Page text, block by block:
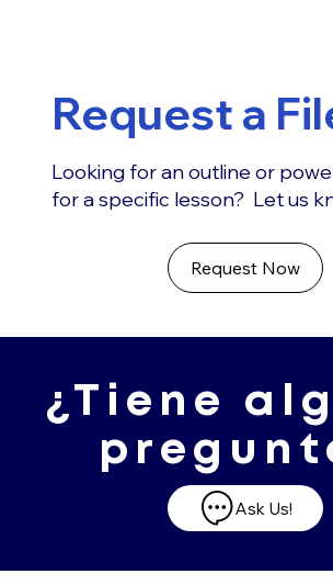
Request a
Looking for an outline or
for a specific lesson? Let us
Request Now
¿Tiene
Ask Us!